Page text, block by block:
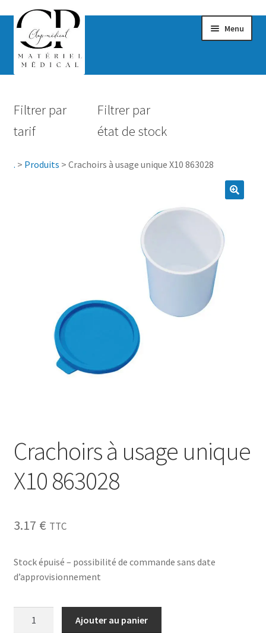
Menu
Hygiène
0.00 €
Filtrer par
tarif
Filtrer par
état de stock
. > Produits > Crachoirs à usage unique X10 863028
Crachoirs à usage unique
X10 863028
3.17 € TTC
Stock épuisé – possibilité de commande sans date
d’approvisionnement
Ajouter au panier